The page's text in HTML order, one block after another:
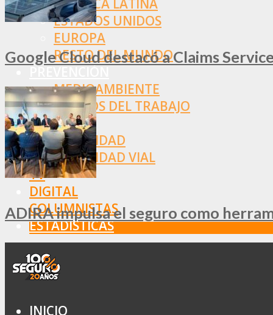
AMÉRICA LATINA
ESTADOS UNIDOS
EUROPA
RESTO DEL MUNDO
MEDIOAMBIENTE
RIESGOS DEL TRABAJO
SALUD
SEGURIDAD
SEGURIDAD VIAL
TV
DIGITAL
COLUMNISTAS
ESTADÍSTICAS
Google Cloud destacó a Claims
ADIRA impulsa el seguro como
INICIO